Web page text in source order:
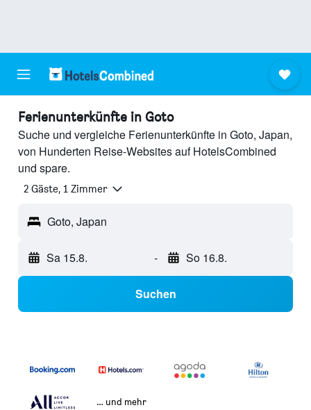
Ferienunterkünfte in Goto
Suche und vergleiche Ferienunterkünfte in Goto, Japan,
von Hunderten Reise-Websites auf HotelsCombined
und spare.
2 Gäste, 1 Zimmer
Goto, Japan
Sa 15.8. - So 16.8.
Suchen
… und mehr